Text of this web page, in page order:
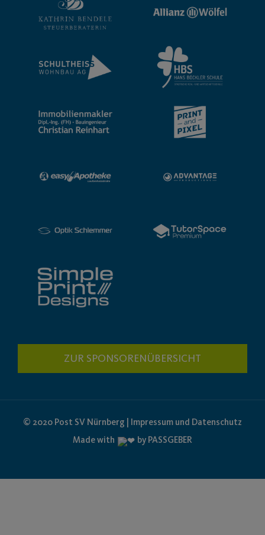
ZUR SPONSORENÜBERSICHT
© 2020 Post SV Nürnberg | Impressum und Datenschutz
Made with
by PASSGEBER